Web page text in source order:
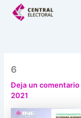
6
Deja un comentario
2021